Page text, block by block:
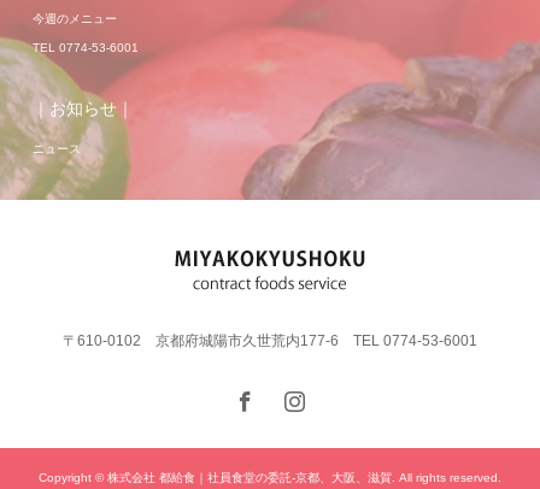
今週のメニュー
TEL 0774-53-6001
｜お知らせ｜
ニュース
〒610-0102 京都府城陽市久世荒内177-6 TEL 0774-53-6001
Copyright © 株式会社 都給食｜社員食堂の委託-京都、大阪、滋賀. All rights reserved.